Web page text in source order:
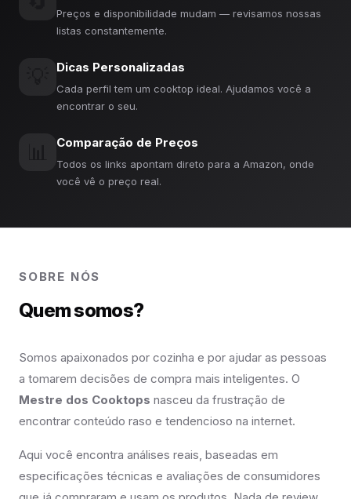
Preços e disponibilidade mudam — revisamos nossas
listas constantemente.
Dicas Personalizadas
Cada perfil tem um cooktop ideal. Ajudamos você a
encontrar o seu.
Comparação de Preços
Todos os links apontam direto para a Amazon, onde
você vê o preço real.
SOBRE NÓS
Quem somos?
Somos apaixonados por cozinha e por ajudar as pessoas
a tomarem decisões de compra mais inteligentes. O
Mestre dos Cooktops nasceu da frustração de
encontrar conteúdo raso e tendencioso na internet.
Aqui você encontra análises reais, baseadas em
especificações técnicas e avaliações de consumidores